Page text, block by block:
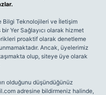
Bilgi Teknolojileri ve İletişim
Yer Sağlayıcı olarak hizmet
proaktif olarak denetleme
Ancak, üyelerimiz
olup, siteye üye olarak
olduğunu düşündüğünüz
adresine bildirmeniz halinde,